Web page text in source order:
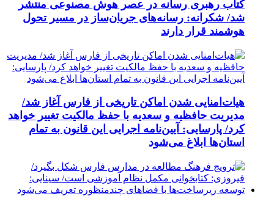
کتاب رهبری رسانه در عصر هوش مصنوعی منتشر
شد/ شکرانه: رسانه‌های جریان‌ساز در مسیر تحول
هوشمند قرار دارند
هیات‌امنایی شدن اماکن تاریخی از فارس آغاز شد/
مدیریت حافظیه و سعدیه با حفظ مالکیت تغییر خواهد
کرد/ پارسایی: آیین‌نامه اجرایی این قانون به تمام
استان‌ها ابلاغ می‌‌شود